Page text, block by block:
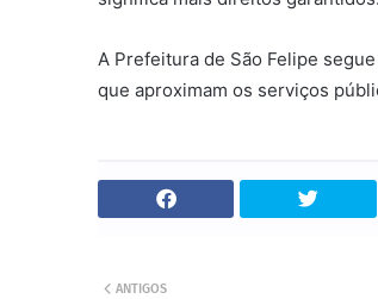
A Prefeitura de São Felipe
que aproximam os serviços
ANTIGOS